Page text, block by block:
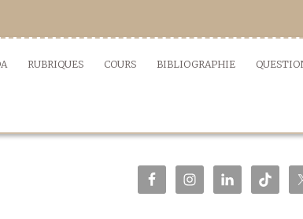
RUBRIQUES COURS BIBLIOGRAPHIE